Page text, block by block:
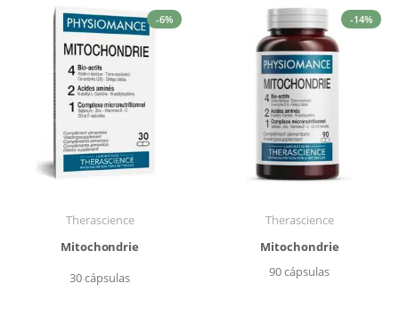
-6%
Therascience
Mitochondrie
30 cápsulas
-14%
Therascience
Mitochondrie
90 cápsulas